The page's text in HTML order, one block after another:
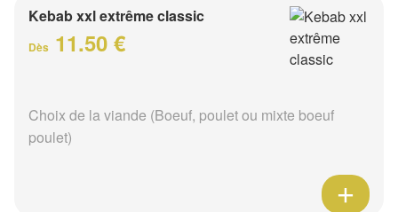
Kebab xxl extrême classic
Dès 11.50 €
Choix de la viande (Boeuf, poulet ou mixte boeuf
poulet)